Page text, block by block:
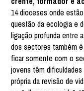
14 dioceses onde
questão da ecologia e
ligação profunda entre
dos sectores também
ficar somente com o
jovens têm
própria da revisão de